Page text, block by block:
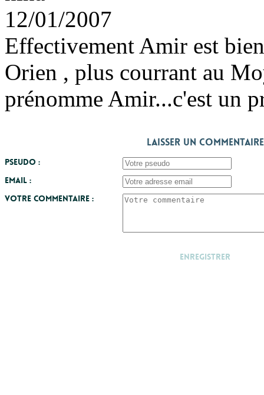
12/01/2007
Effectivement Amir est
Orien , plus courrant au
prénomme Amir...c'est un
Laisser un commentaire
Pseudo :
Email :
Votre commentaire :
Enregistrer